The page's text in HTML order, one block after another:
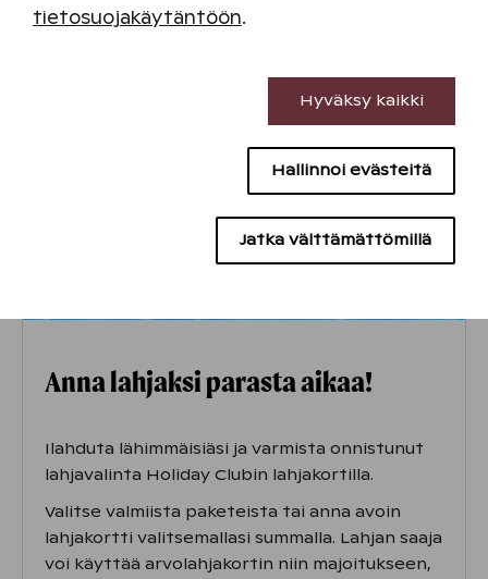
Anna lahjaksi parasta aikaa!
Ilahduta lähimmäisiäsi ja varmista onnistunut
lahjavalinta Holiday Clubin lahjakortilla.
Valitse valmiista paketeista tai anna avoin
lahjakortti valitsemallasi summalla. Lahjan saaja
voi käyttää arvolahjakortin niin majoitukseen,
tietosuojakäytäntöön.
Suorituskyvyn evästeet
Sisällön kohdentamisen evästeet
Jatka välttämättömillä
Hallinnoi evästeitä
Hyväksy kaikki